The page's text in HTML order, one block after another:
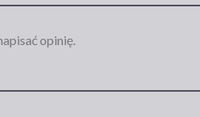
opinię.